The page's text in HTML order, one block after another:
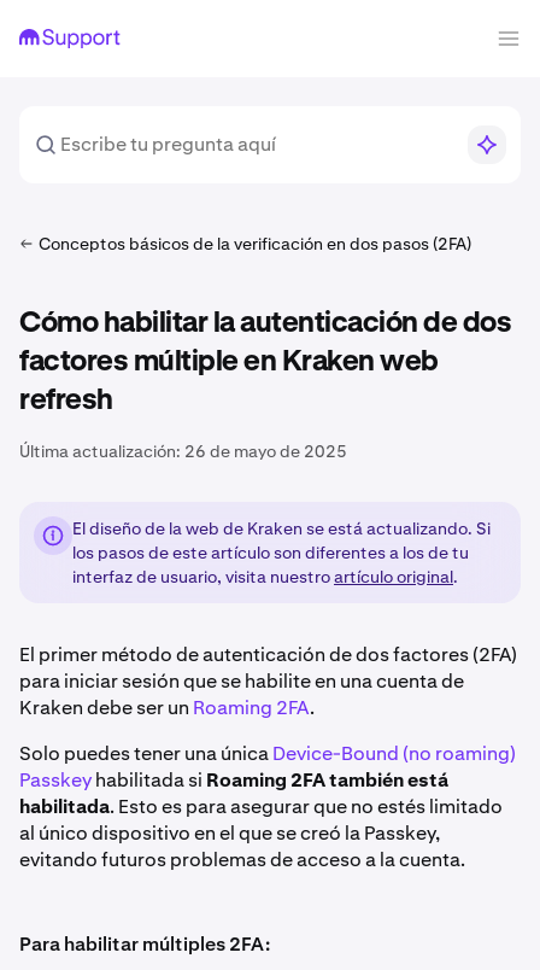
Conceptos básicos de la verificación en dos pasos (2FA)
Cómo habilitar la autenticación de dos
factores múltiple en Kraken web
refresh
Última actualización: 26 de mayo de 2025
El diseño de la web de Kraken se está actualizando. Si
los pasos de este artículo son diferentes a los de tu
interfaz de usuario, visita nuestroartículo original.
El primer método de autenticación de dos factores (2FA)
para iniciar sesión que se habilite en una cuenta de
Kraken debe ser un Roaming 2FA.
Solo puedes tener una únicaDevice-Bound (no roaming)
Passkeyhabilitada si Roaming 2FA también está
habilitada. Esto es para asegurar que no estés limitado
al único dispositivo en el que se creó la Passkey,
evitando futuros problemas de acceso a la cuenta.
Para habilitar múltiples 2FA: